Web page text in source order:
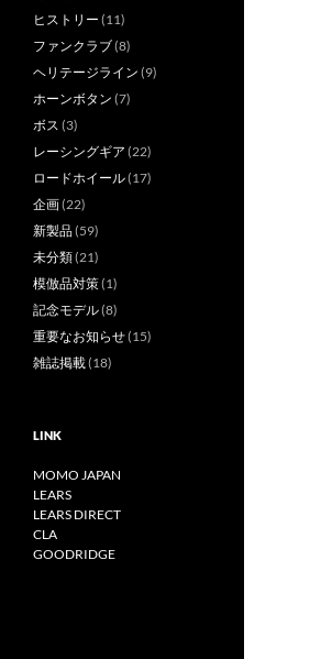
ヒストリー (11)
ファンクラブ(8)
ヘリテージライン (9)
ホーンボタン (7)
ボス (3)
レーシングギア (22)
ロードホイール(17)
企画(22)
新製品(59)
未分類(21)
模倣品対策(1)
記念モデル(8)
重要なお知らせ(15)
雑誌掲載(18)
LINK
MOMO JAPAN
LEARS
LEARS DIRECT
CLA
GOODRIDGE